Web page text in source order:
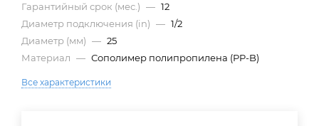
Гарантийный срок (мес.) — 12
Диаметр подключения (in) — 1/2
Диаметр (мм) — 25
Материал — Сополимер полипропилена (PP-B)
Все характеристики